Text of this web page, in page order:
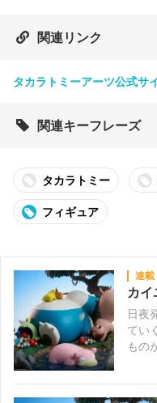
関連リンク
タカラトミーアーツ公式サ
関連キーフレーズ
タカラトミー
フィギュア
連載
カイ
日夜
ていく人気
もの